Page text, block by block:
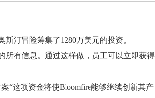
汀冒险筹集了1280万美元的投资。
所有信息。通过这样做，员工可以立即获得
“这项资金将使Bloomfire能够继续创新其产